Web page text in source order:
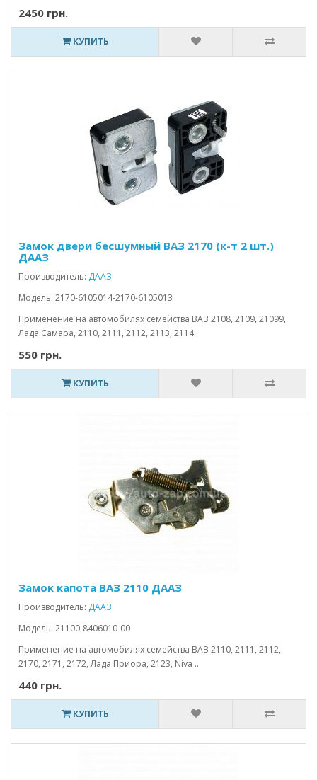
2450 грн.
КУПИТЬ
Замок двери бесшумный ВАЗ 2170 (к-т 2 шт.)
ДААЗ
Производитель: ДААЗ
Модель: 2170-6105014-2170-6105013
Применение на автомобилях семейства ВАЗ 2108, 2109, 21099,
Лада Самара, 2110, 2111, 2112, 2113, 2114..
550 грн.
КУПИТЬ
Замок капота ВАЗ 2110 ДААЗ
Производитель: ДААЗ
Модель: 21100-8406010-00
Применение на автомобилях семейства ВАЗ 2110, 2111, 2112,
2170, 2171, 2172, Лада Приора, 2123, Niva ..
440 грн.
КУПИТЬ